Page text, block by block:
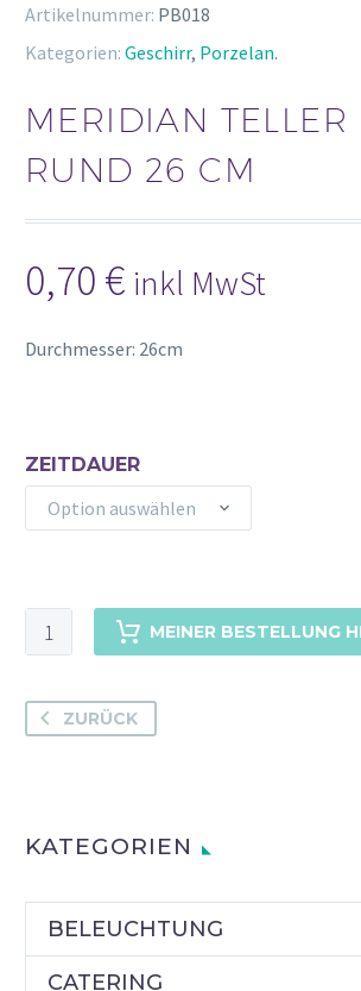
Artikelnummer: PB018
Kategorien: Geschirr, Porzelan.
MERIDIAN TELLER
RUND 26 CM
0,70 € inkl MwSt
Durchmesser: 26cm
ZEITDAUER
Option auswählen
MERIDIAN
TELLER
26
CM
MEINER BESTELLUNG
ZURÜCK
KATEGORIEN
BELEUCHTUNG
CATERING